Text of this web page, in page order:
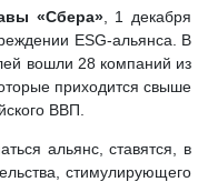
«Сбера», 1 декабря
ESG-альянса. В
вошли 28 компаний из
приходится свыше
ВВП.
альянс, ставятся, в
стимулирующего